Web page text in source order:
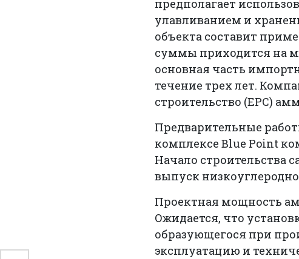
предполагает
улавливанием и
объекта составит
суммы приходится на
основная часть
течение трех лет.
строительство (EPC)
Предварительные
комплексе Blue Point
Начало строительства
выпуск
Проектная мощность
Ожидается, что
образующегося при
эксплуатацию и